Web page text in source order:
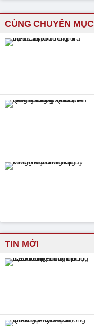
CÙNG CHUYÊN MỤC
TIN MỚI